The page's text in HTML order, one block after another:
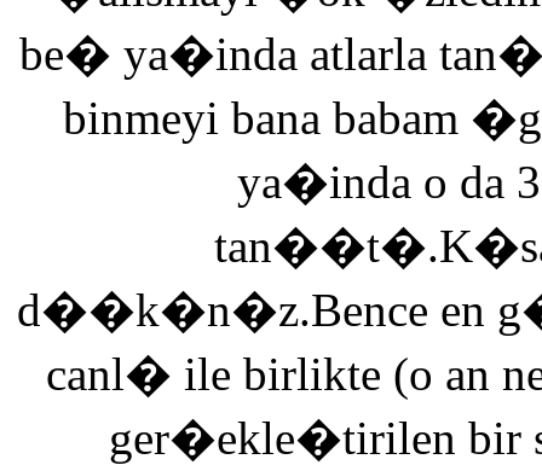
be� ya�inda atlarla
binmeyi bana babam
ya�inda o da
d��k�n�z.Bence en
canl� ile birlikte (o an
ger�ekle�tirilen bir